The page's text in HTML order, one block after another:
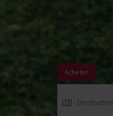
Acheter
Destination